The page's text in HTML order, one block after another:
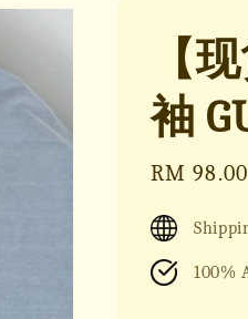
【
袖
Sale
RM 98.00
100%